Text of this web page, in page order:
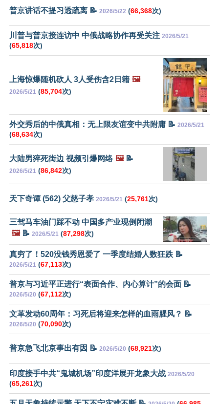
普京讲话不提习透疏离 📝 2026/5/22 (66,368次)
川普与普京接连访中 中俄战略协作再受关注 2026/5/21
(65,818次)
上海惊爆随机砍人 3人受伤含2日籍 🖼️
2026/5/21 (85,704次)
外交秀后的中俄真相：无上限友谊变中共附庸 📝 2026/5/21
(68,634次)
大陆男猝死街边 视频引爆网络 🖼️📝
2026/5/21 (86,842次)
天下奇谭 (562) 父慈子孝 2026/5/21 (25,761次)
三驾马车油门踩不动 中国多产业现倒闭潮
🖼️📝 2026/5/21 (87,298次)
真穷了！520没钱秀恩爱了 一季度结婚人数狂跌 📝
2026/5/21 (67,113次)
普京与习近平正进行“表面合作、内心算计”的会面 📝
2026/5/20 (67,112次)
文革发动60周年：习死后将迎来怎样的血雨腥风？ 📝
2026/5/20 (70,090次)
普京急飞北京事出有因 📝 2026/5/20 (68,921次)
印度接手中共“鬼城机场”印度洋展开龙象大战 2026/5/20
(65,261次)